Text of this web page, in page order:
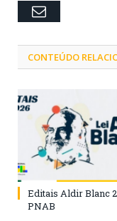
Email
CONTEÚDO
Editais Aldir Blanc
PNAB